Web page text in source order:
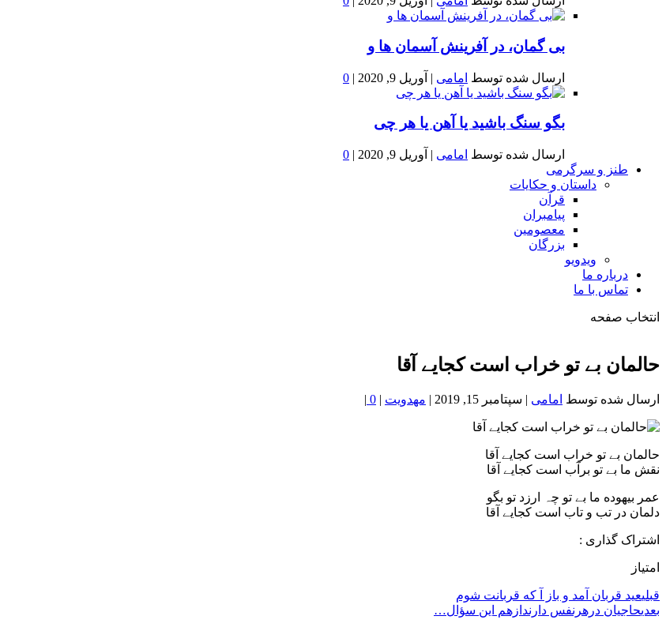
بى گمان، در آفرينش آسمان ها و
ارسال شده توسط امامی | آوریل 9, 2020 |
0
بگو سنگ باشید یا آهن یا هر چی
ارسال شده توسط امامی | آوریل 9, 2020 |
0
طنز و سرگرمی
داستان و حکایات
قرآن
پیامبران
معصومین
بزرگان
ویدویو
درباره ما
تماس با ما
انتخاب صفحه
خون
شمال
حالمان بے تو خراب است کجایے آقا
ارسال شده توسط امامی | سپتامبر 15, 2019 | مهدویت |
0
|
حالمان بے تو خراب است کجایے آقا
نقش ما بے تو برآب است کجایے آقا
عمر بیهوده ما بے تو چہ ارزد تو بگو
دلمان در تب و تاب است کجایے آقا
اشتراک گذاری :
امتیاز
قبلیعید قربان آمد و باز آ که قربانت شوم
بعدیحاجیان درهرنفس دارندازهم این سؤال…